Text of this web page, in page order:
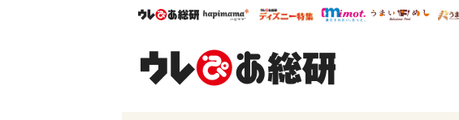
ウレぴあ総研ハピママ* ウレぴあ総研 ディズニー
mimot. うま